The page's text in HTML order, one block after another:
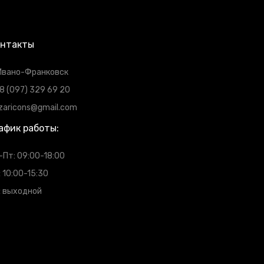
Франковск
(097) 329 69 20
работы:
Пт: 09:00-18:00
10:00-15:30
выходной